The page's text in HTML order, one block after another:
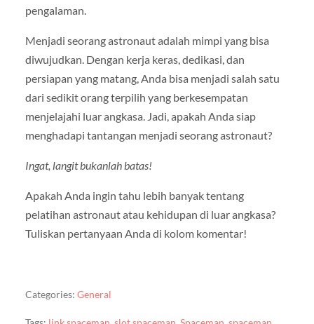
pengalaman.
Menjadi seorang astronaut adalah mimpi yang bisa
diwujudkan. Dengan kerja keras, dedikasi, dan
persiapan yang matang, Anda bisa menjadi salah satu
dari sedikit orang terpilih yang berkesempatan
menjelajahi luar angkasa. Jadi, apakah Anda siap
menghadapi tantangan menjadi seorang astronaut?
Ingat, langit bukanlah batas!
Apakah Anda ingin tahu lebih banyak tentang
pelatihan astronaut atau kehidupan di luar angkasa?
Tuliskan pertanyaan Anda di kolom komentar!
Categories: General